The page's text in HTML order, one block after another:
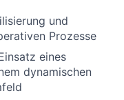
und
Prozesse
eines
dynamischen